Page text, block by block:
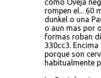
como Oveja
rompen el... 60
dunkel o una
o aun mas por
formas roban
330cc3.
porque son
habitualmente